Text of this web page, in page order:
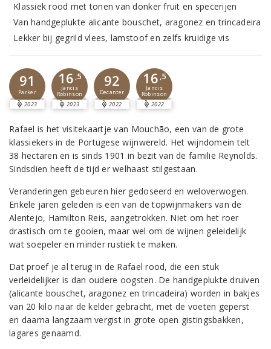
Klassiek rood met tonen van donker fruit en specerijen
Van handgeplukte alicante bouschet, aragonez en trincadeira
Lekker bij gegrild vlees, lamstoof en zelfs kruidige vis
91
Parker
2023
16 ,5
Jancis
Robinson
2023
92
Decanter
2022
16 ,5
Jancis
Robinson
2022
Rafael is het visitekaartje van Mouchão, een van de grote
klassiekers in de Portugese wijnwereld. Het wijndomein telt
38 hectaren en is sinds 1901 in bezit van de familie Reynolds.
Sindsdien heeft de tijd er welhaast stilgestaan.
Veranderingen gebeuren hier gedoseerd en weloverwogen.
Enkele jaren geleden is een van de topwijnmakers van de
Alentejo, Hamilton Reis, aangetrokken. Niet om het roer
drastisch om te gooien, maar wel om de wijnen geleidelijk
wat soepeler en minder rustiek te maken.
Dat proef je al terug in de Rafael rood, die een stuk
verleidelijker is dan oudere oogsten. De handgeplukte druiven
(alicante bouschet, aragonez en trincadeira) worden in bakjes
van 20 kilo naar de kelder gebracht, met de voeten geperst
en daarna langzaam vergist in grote open gistingsbakken,
lagares genaamd.